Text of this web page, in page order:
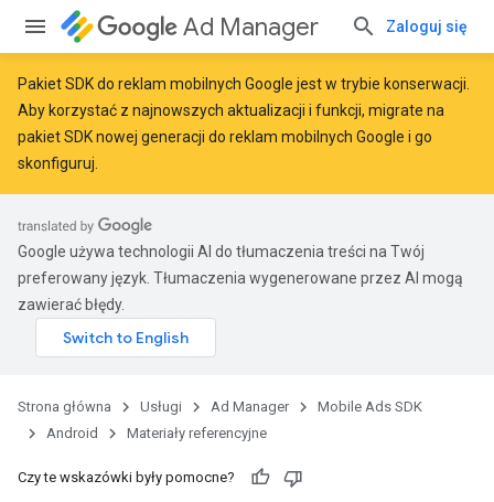
Ad Manager Zaloguj się
Pakiet SDK do reklam mobilnych Google jest w trybie konserwacji.
Aby korzystać z najnowszych aktualizacji i funkcji, migrate na
pakiet SDK nowej generacji do reklam mobilnych Google i go
skonfiguruj.
Google używa technologii AI do tłumaczenia treści na Twój
preferowany język. Tłumaczenia wygenerowane przez AI mogą
zawierać błędy.
Strona główna Usługi Ad Manager
Mobile Ads SDK
Android
Materiały referencyjne
Czy te wskazówki były pomocne?